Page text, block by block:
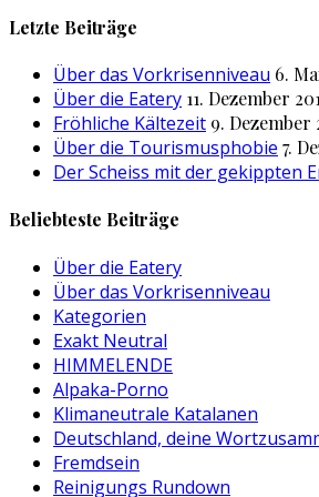
Letzte Beiträge
Über das Vorkrisenniveau 6.
Über die Eatery 11. Dezember
Fröhliche Kältezeit 9. Dezember
Über die Tourismusphobie 7.
Der Scheiss mit der gekippten
Beliebteste Beiträge
Über die Eatery
Über das Vorkrisenniveau
Kategorien
Exakt Neutral
HIMMELENDE
Alpaka-Porno
Klimaneutrale Katalanen
Deutschland, deine
Fremdsein
Reinigungs Rundown